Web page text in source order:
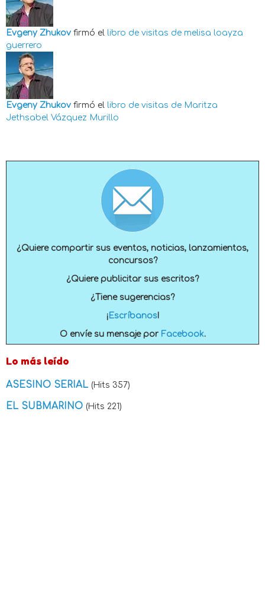
Evgeny Zhukov firmó el libro de visitas de melisa loayza
guerrero
Evgeny Zhukov firmó el libro de visitas de Maritza
Jethsabel Vázquez Murillo
¿Quiere compartir sus eventos, noticias, lanzamientos,
concursos?
¿Quiere publicitar sus escritos?
¿Tiene sugerencias?
¡ Escríbanos!
O envíe su mensaje por Facebook.
Lo más leído
ASESINO SERIAL (Hits 357)
EL SUBMARINO (Hits 221)